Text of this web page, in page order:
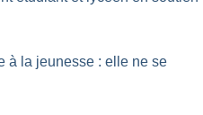
à la jeunesse : elle ne se